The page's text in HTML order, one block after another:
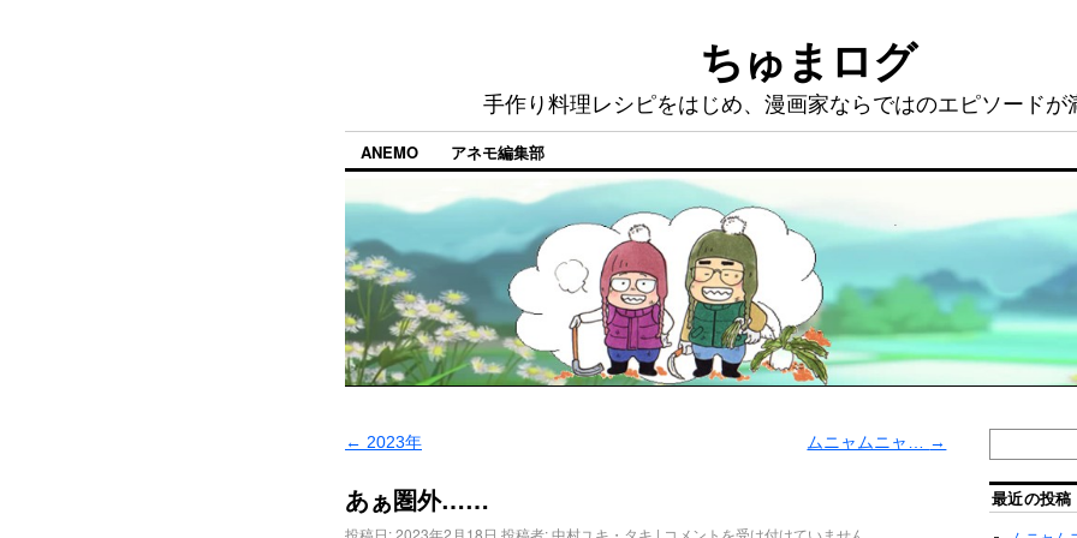
ちゅまログ
手作り料理レシピをはじめ、漫画家ならではのエピソードが
ANEMO アネモ編集部
← 2023年 ムニャムニャ… →
あぁ圏外…… 最近の投稿